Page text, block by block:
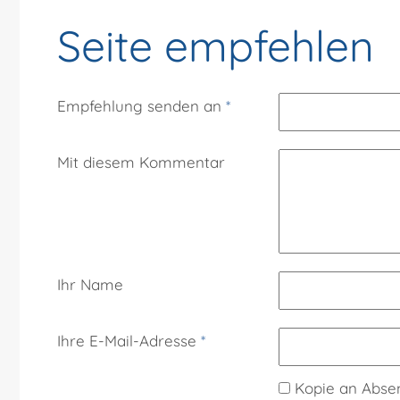
Seite empfehlen
Empfehlung senden an *
Mit diesem Kommentar
Ihr Name
Ihre E-Mail-Adresse *
Kopie an